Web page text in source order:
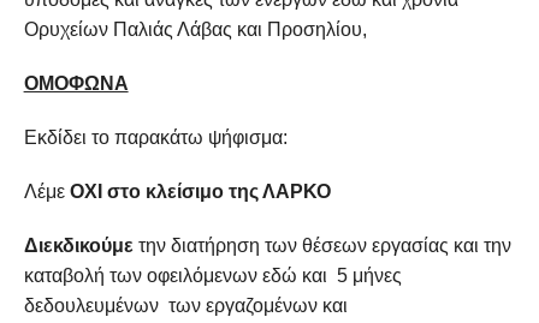
Ορυχείων Παλιάς Λάβας και Προσηλίου,
ΟΜΟΦΩΝΑ
Εκδίδει το παρακάτω ψήφισμα:
Λέμε ΟΧΙ στο κλείσιμο της ΛΑΡΚΟ
Διεκδικούμε την διατήρηση των θέσεων εργασίας και την
καταβολή των οφειλόμενων εδώ και 5 μήνες
δεδουλευμένων των εργαζομένων και